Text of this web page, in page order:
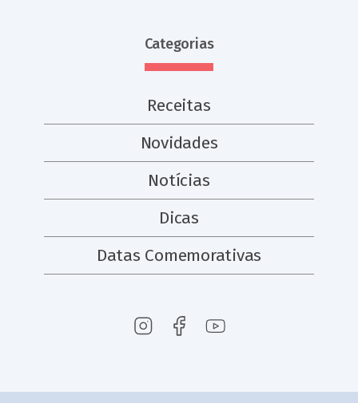
Categorias
Receitas
Novidades
Notícias
Dicas
Datas Comemorativas